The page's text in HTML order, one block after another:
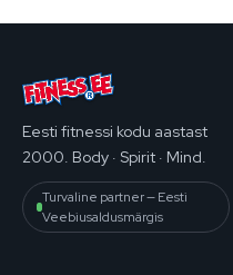
Eesti fitnessi kodu aastast
2000. Body · Spirit · Mind.
Turvaline partner — Eesti
Veebiusaldusmärgis